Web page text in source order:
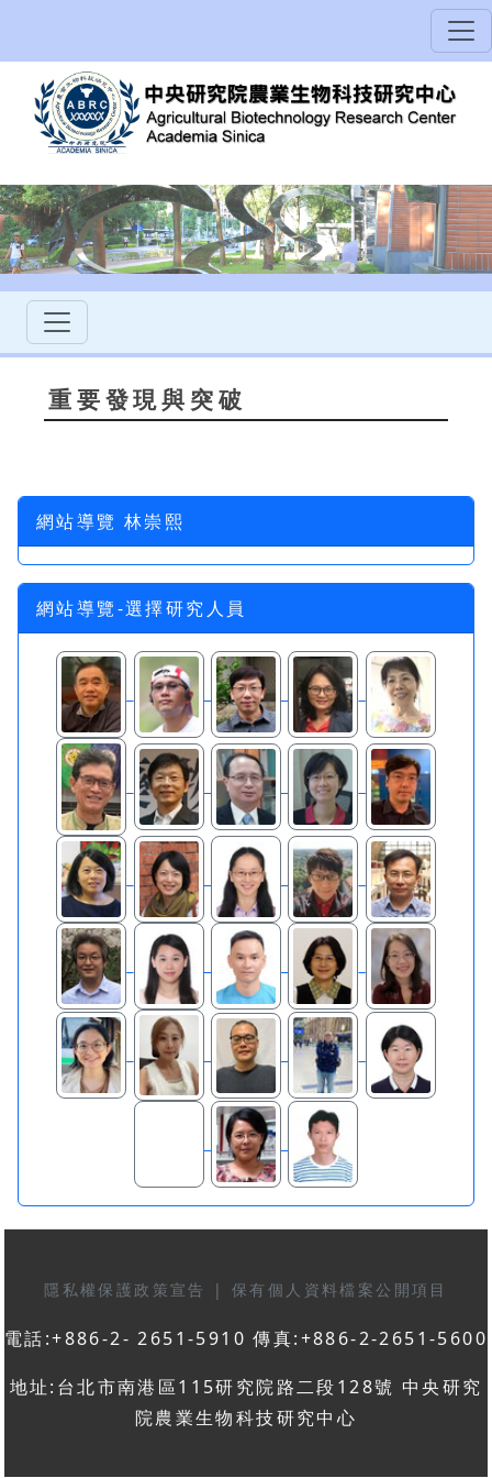
重要發現與突破
網站導覽 林崇熙
網站導覽-選擇研究人員
隱私權保護政策宣告 | 保有個人資料檔案公開項目
電話:+886-2- 2651-5910 傳真:+886-2-2651-5600
地址:台北市南港區115研究院路二段128號 中央研究
院農業生物科技研究中心